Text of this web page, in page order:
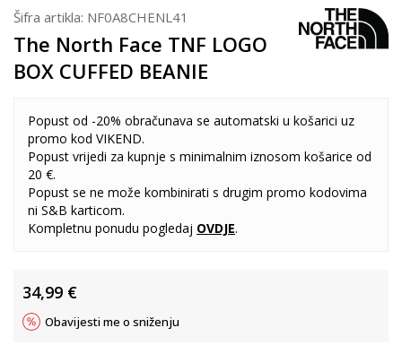
Šifra artikla: NF0A8CHENL41
The North Face TNF LOGO
BOX CUFFED BEANIE
Popust od -20% obračunava se automatski u košarici uz
promo kod VIKEND.
Popust vrijedi za kupnje s minimalnim iznosom košarice od
20 €.
Popust se ne može kombinirati s drugim promo kodovima
ni S&B karticom.
Kompletnu ponudu pogledaj OVDJE.
34,99 €
Obavijesti me o sniženju